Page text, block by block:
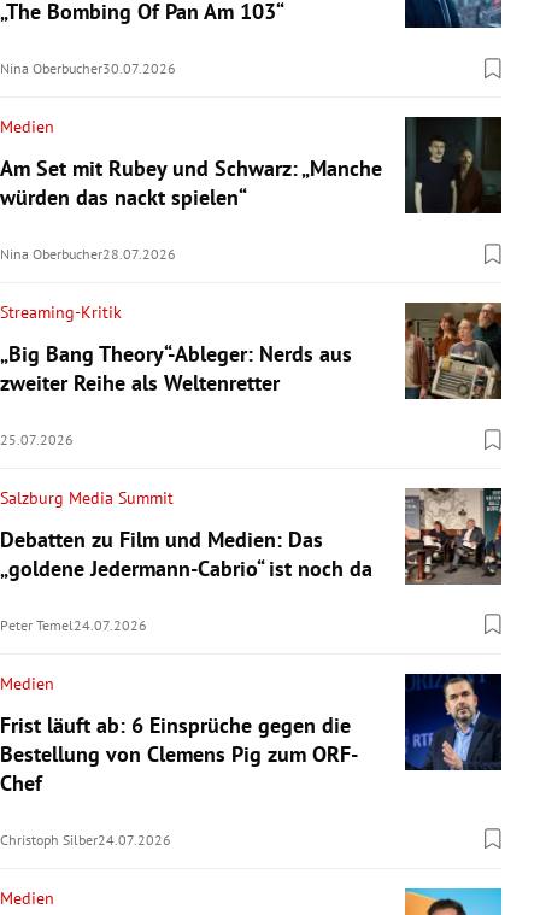
„The Bombing Of Pan Am 103“
Nina Oberbucher30.07.2026
Medien
Am Set mit Rubey und Schwarz: „Manche
würden das nackt spielen“
Nina Oberbucher28.07.2026
Streaming-Kritik
„Big Bang Theory“-Ableger: Nerds aus
zweiter Reihe als Weltenretter
25.07.2026
Salzburg Media Summit
Debatten zu Film und Medien: Das
„goldene Jedermann-Cabrio“ ist noch da
Peter Temel 24.07.2026
Medien
Frist läuft ab: 6 Einsprüche gegen die
Bestellung von Clemens Pig zum ORF-
Chef
Christoph Silber24.07.2026
Medien